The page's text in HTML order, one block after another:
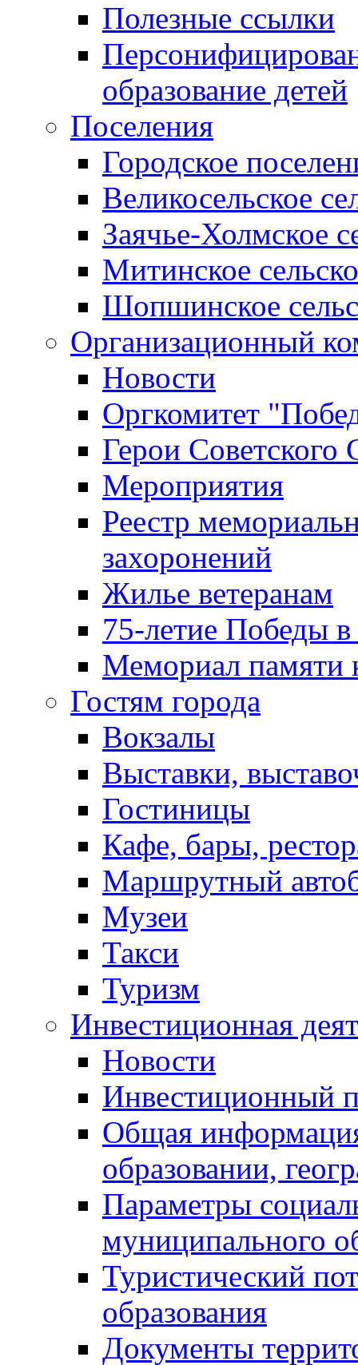
Полезные ссылки
образование детей
Поселения
Городское
Великосельское
Заячье-Холмское
Митинское
Шопшинское
Организационный
Новости
Оргкомитет
Герои Советского
Мероприятия
Реестр
захоронений
Жилье ветеранам
75-летие Победы
Мемориал памяти
Гостям города
Вокзалы
Выставки,
Гостиницы
Кафе, бары,
Маршрутный
Музеи
Такси
Туризм
Инвестиционная
Новости
Инвестиционный
Общая
образовании,
Параметры
муниципального
Туристический
образования
Документы